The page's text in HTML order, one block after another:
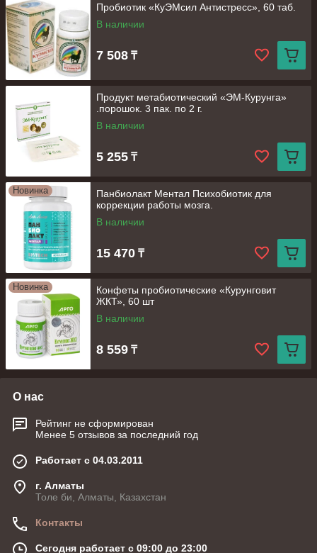
Пробиотик «КуЭМсил Антистресс», 60 таб.
В наличии
7 508 ₸
Продукт метабиотический «ЭМ-Курунга»
.порошок. 3 пак. по 2 г.
В наличии
5 255 ₸
Новинка
Панбиолакт Ментал Психобиотик для
коррекции работы мозга.
В наличии
15 470 ₸
Новинка
Конфеты пробиотические «Курунговит
ЖКТ», 60 шт
В наличии
8 559 ₸
О нас
Рейтинг не сформирован
Менее 5 отзывов за последний год
Работает с 04.03.2011
г. Алматы
Толе би, Алматы, Казахстан
Контакты
Сегодня работает с 09:00 до 23:00